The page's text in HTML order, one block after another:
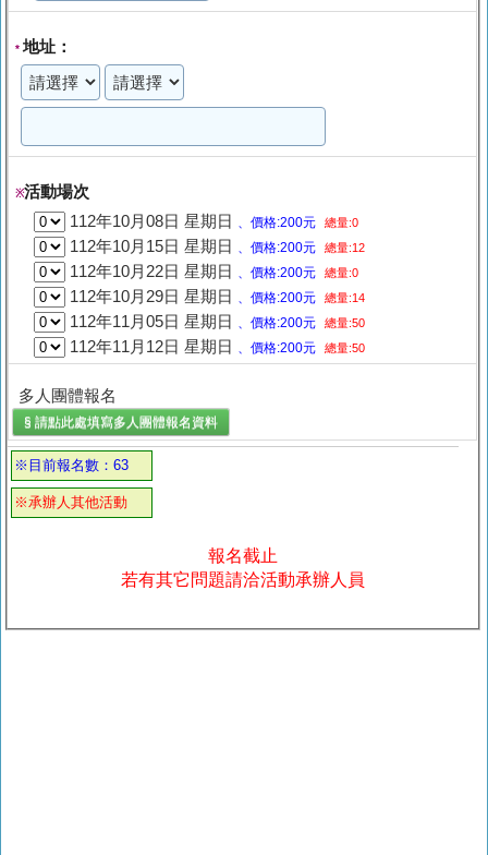
*地址：
※活動場次
112年10月08日 星期日 、價格:200元 總量:0
112年10月15日 星期日 、價格:200元 總量:12
112年10月22日 星期日 、價格:200元 總量:0
112年10月29日 星期日 、價格:200元 總量:14
112年11月05日 星期日 、價格:200元 總量:50
112年11月12日 星期日 、價格:200元 總量:50
多人團體報名
§ 請點此處填寫多人團體報名 資料
※目前報名數：63
※承辦人其他活動
報名截止
若有其它問題請洽活動承辦人員